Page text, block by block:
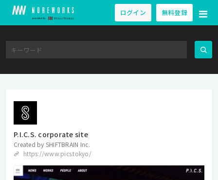
ログイン 無料登録
P.I.C.S. corporate site
Created by SHIFTBRAIN Inc.
https://www.pics.tokyo/